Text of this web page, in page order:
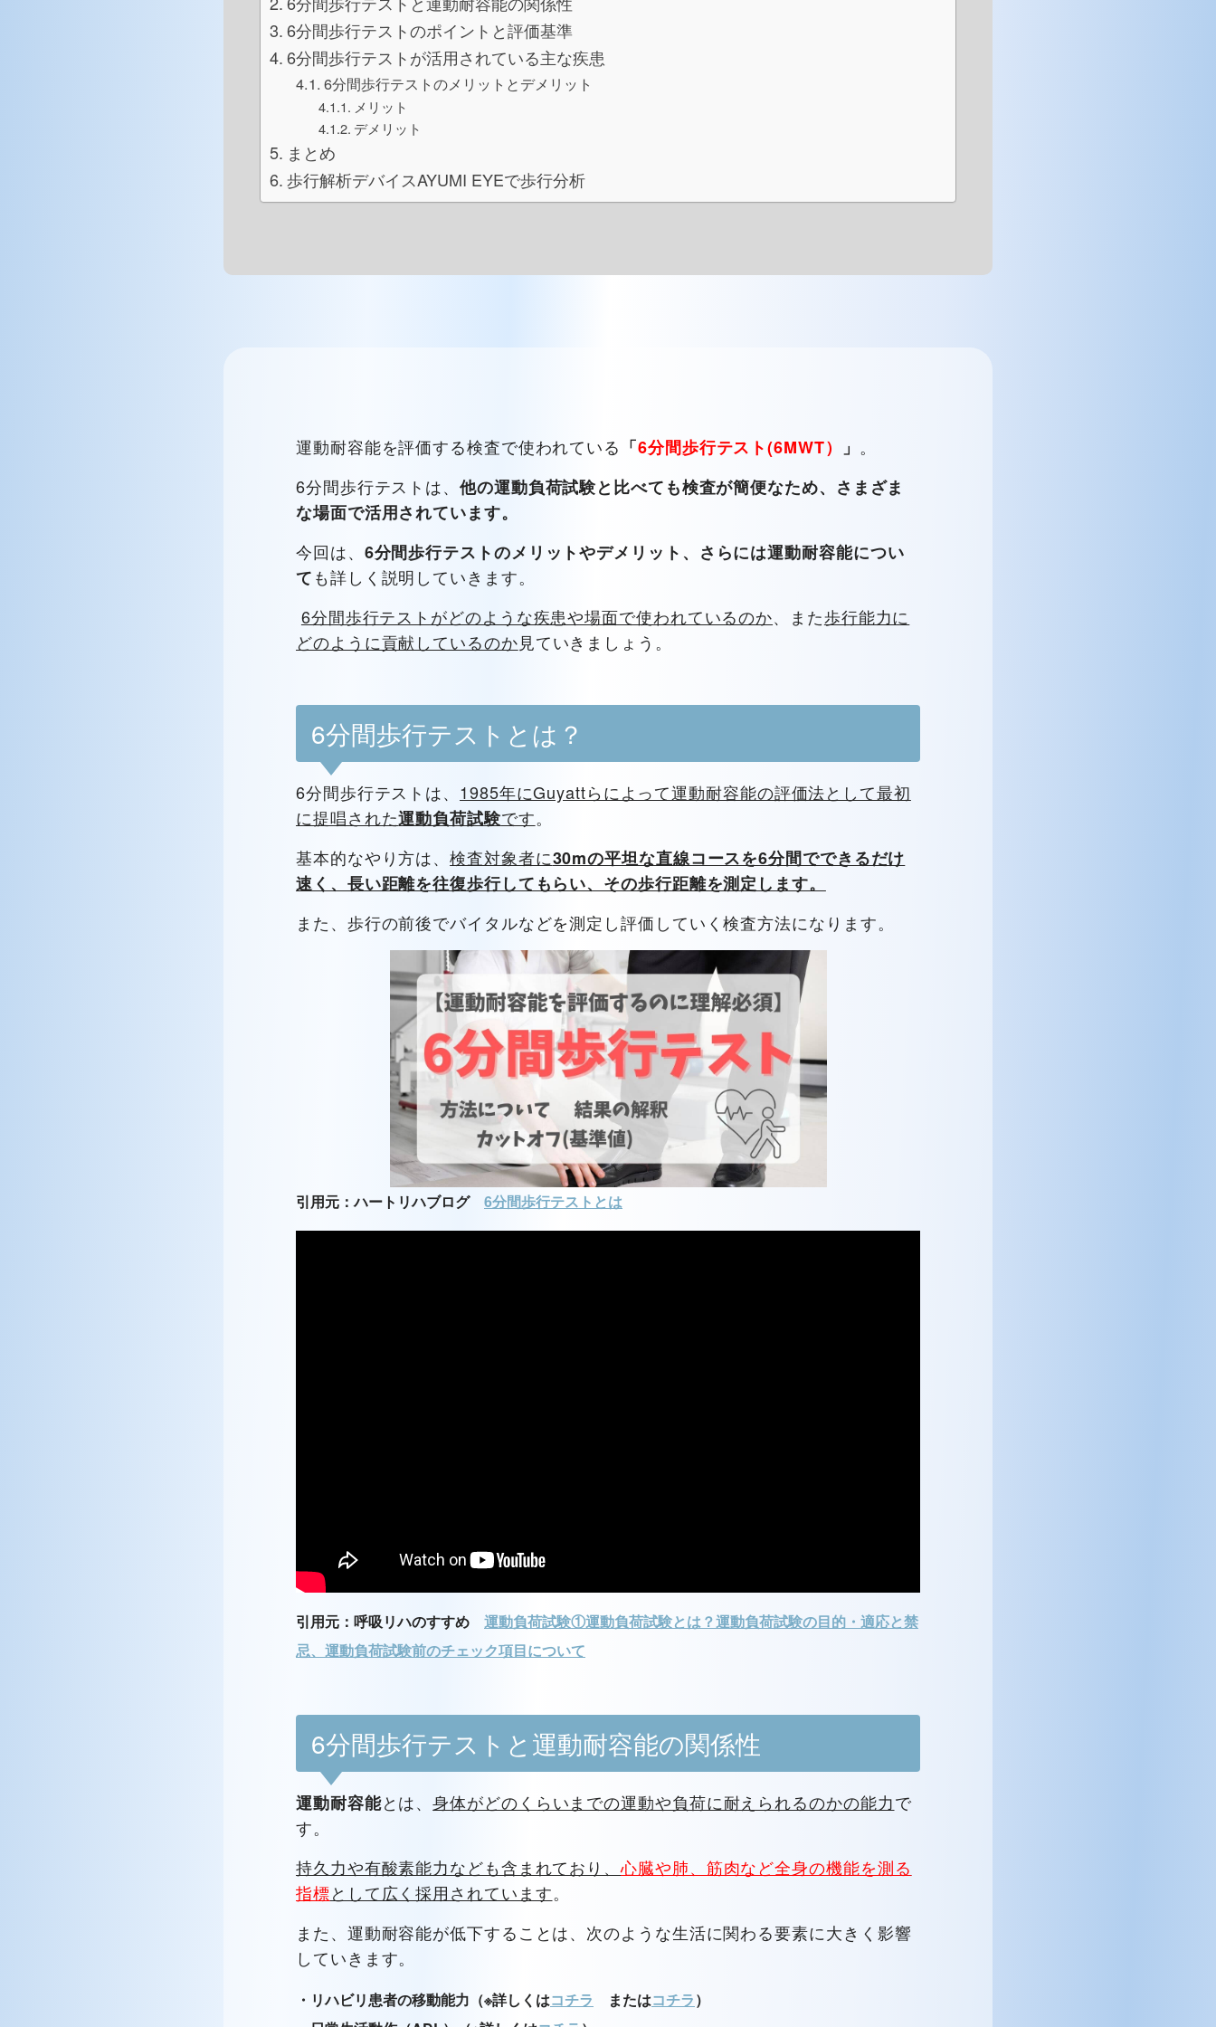
6分間歩行テストのポイントと評価基準
6分間歩行テストが活用されている主な疾患
6分間歩行テストのメリットとデメリット
メリット
デメリット
まとめ
歩行解析デバイスAYUMI EYEで歩行分析
運動耐容能を評価する検査で使われている 「6分間歩行テスト(6MWT） 」 。
6分間歩行テストは、 他の運動負荷試験と比べても検査が簡便なため、さまざま
な場面で活用されています。
今回は、 6分間歩行テストのメリットやデメリット、さらには運動耐容能につい
ても詳しく説明していきます。
6分間歩行テストがどのような疾患や場面で使われているのか、また歩行能力に
どのように貢献しているのか見ていきましょう。
6分間歩行テストとは？
6分間歩行テストは、 1985年にGuyattらによって運動耐容能の評価法として最初
に提唱された運動負荷試験です。
基本的なやり方は、検査対象者に30mの平坦な直線コースを6分間でできるだけ
速く、長い距離を往復歩行してもらい、その歩行距離を測定します。
また、歩行の前後でバイタルなどを測定し評価していく検査方法になります。
引用元：ハートリハブログ 6分間歩行テストとは
引用元：呼吸リハのすすめ 運動負荷試験①運動負荷試験とは？運動負荷試験の目的・適応と禁
忌、運動負荷試験前のチェック項目について
6分間歩行テストと運動耐容能の関係性
運動耐容能とは、身体がどのくらいまでの運動や負荷に耐えられるのかの能力で
す。
持久力や有酸素能力なども含まれており、心臓や肺、筋肉など全身の機能を測る
指標として広く採用されています。
また、運動耐容能が低下することは、次のような生活に関わる要素に大きく影響
していきます。
・リハビリ患者の移動能力 （※詳しくはコチラ またはコチラ）